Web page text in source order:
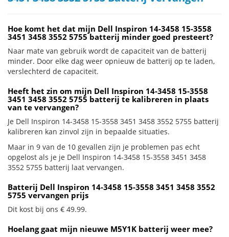
Hoe komt het dat mijn Dell Inspiron 14-3458 15-3558
3451 3458 3552 5755 batterij minder goed presteert?
Naar mate van gebruik wordt de capaciteit van de batterij
minder. Door elke dag weer opnieuw de batterij op te laden,
verslechterd de capaciteit.
Heeft het zin om mijn Dell Inspiron 14-3458 15-3558
3451 3458 3552 5755 batterij te kalibreren in plaats
van te vervangen?
Je Dell Inspiron 14-3458 15-3558 3451 3458 3552 5755 batterij
kalibreren kan zinvol zijn in bepaalde situaties.
Maar in 9 van de 10 gevallen zijn je problemen pas echt
opgelost als je je Dell Inspiron 14-3458 15-3558 3451 3458
3552 5755 batterij laat vervangen.
Batterij Dell Inspiron 14-3458 15-3558 3451 3458 3552
5755 vervangen prijs
Dit kost bij ons € 49.99.
Hoelang gaat mijn nieuwe M5Y1K batterij weer mee?